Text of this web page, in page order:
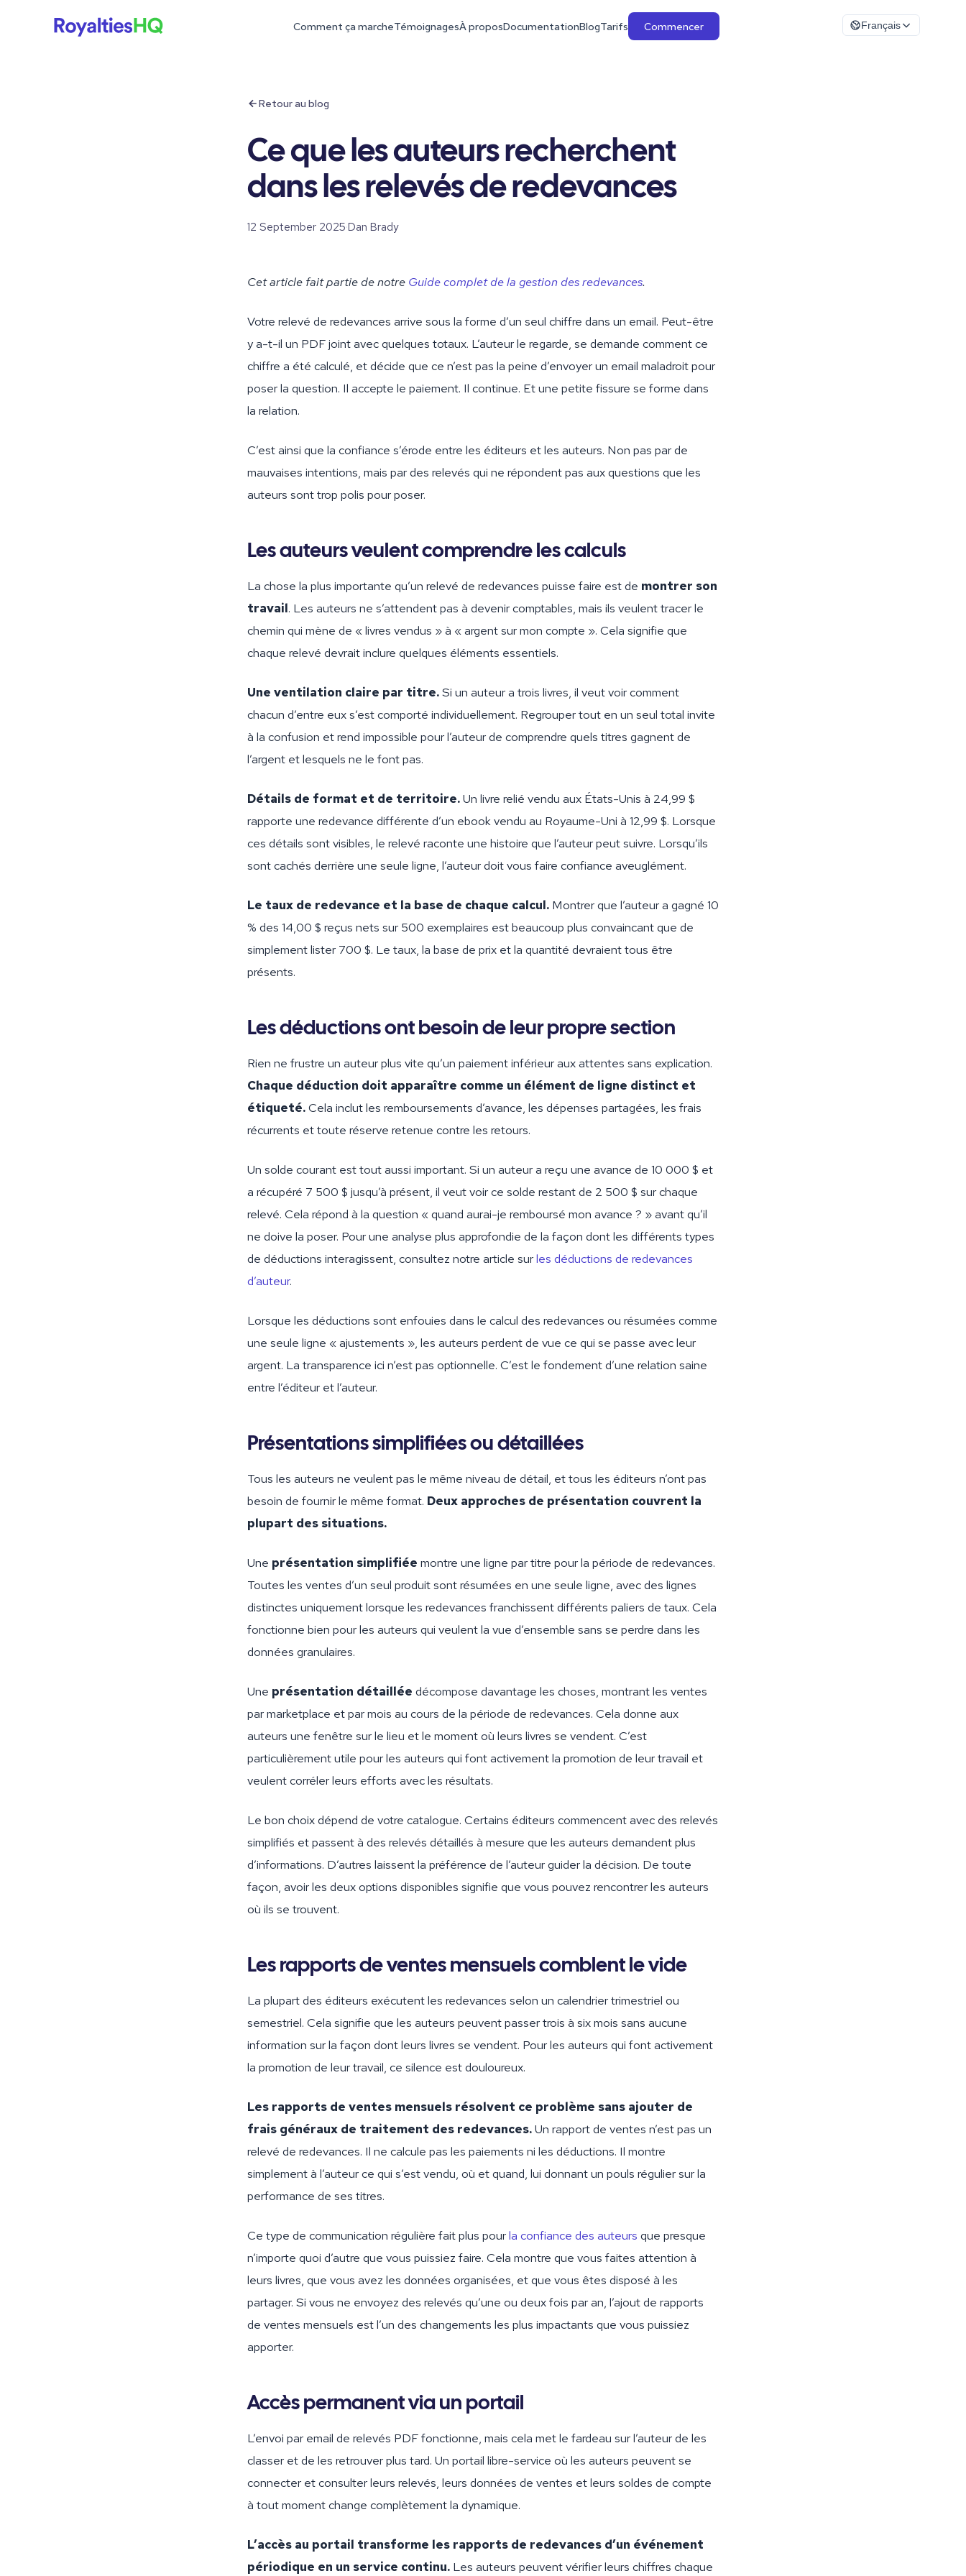
Comment ça marcheTémoignagesÀ proposDocumentationBlogTarifs Commencer Français
Retour au blog
Ce que les auteurs recherchent
dans les relevés de redevances
12 September 2025·Dan Brady
Cet article fait partie de notre Guide complet de la gestion des redevances.
Votre relevé de redevances arrive sous la forme d’un seul chiffre dans un email. Peut-être
y a-t-il un PDF joint avec quelques totaux. L’auteur le regarde, se demande comment ce
chiffre a été calculé, et décide que ce n’est pas la peine d’envoyer un email maladroit pour
poser la question. Il accepte le paiement. Il continue. Et une petite fissure se forme dans
la relation.
C’est ainsi que la confiance s’érode entre les éditeurs et les auteurs. Non pas par de
mauvaises intentions, mais par des relevés qui ne répondent pas aux questions que les
auteurs sont trop polis pour poser.
Les auteurs veulent comprendre les calculs
La chose la plus importante qu’un relevé de redevances puisse faire est de montrer son
travail. Les auteurs ne s’attendent pas à devenir comptables, mais ils veulent tracer le
chemin qui mène de « livres vendus » à « argent sur mon compte ». Cela signifie que
chaque relevé devrait inclure quelques éléments essentiels.
Une ventilation claire par titre.Si un auteur a trois livres, il veut voir comment
chacun d’entre eux s’est comporté individuellement. Regrouper tout en un seul total invite
à la confusion et rend impossible pour l’auteur de comprendre quels titres gagnent de
l’argent et lesquels ne le font pas.
Détails de format et de territoire.Un livre relié vendu aux États-Unis à 24,99 $
rapporte une redevance différente d’un ebook vendu au Royaume-Uni à 12,99 $. Lorsque
ces détails sont visibles, le relevé raconte une histoire que l’auteur peut suivre. Lorsqu’ils
sont cachés derrière une seule ligne, l’auteur doit vous faire confiance aveuglément.
Le taux de redevance et la base de chaque calcul. Montrer que l’auteur a gagné 10
% des 14,00 $ reçus nets sur 500 exemplaires est beaucoup plus convaincant que de
simplement lister 700 $. Le taux, la base de prix et la quantité devraient tous être
présents.
Les déductions ont besoin de leur propre section
Rien ne frustre un auteur plus vite qu’un paiement inférieur aux attentes sans explication.
Chaque déduction doit apparaître comme un élément de ligne distinct et
étiqueté.Cela inclut les remboursements d’avance, les dépenses partagées, les frais
récurrents et toute réserve retenue contre les retours.
Un solde courant est tout aussi important. Si un auteur a reçu une avance de 10 000 $ et
a récupéré 7 500 $ jusqu’à présent, il veut voir ce solde restant de 2 500 $ sur chaque
relevé. Cela répond à la question « quand aurai-je remboursé mon avance ? » avant qu’il
ne doive la poser. Pour une analyse plus approfondie de la façon dont les différents types
de déductions interagissent, consultez notre article surles déductions de redevances
d’auteur.
Lorsque les déductions sont enfouies dans le calcul des redevances ou résumées comme
une seule ligne « ajustements », les auteurs perdent de vue ce qui se passe avec leur
argent. La transparence ici n’est pas optionnelle. C’est le fondement d’une relation saine
entre l’éditeur et l’auteur.
Présentations simplifiées ou détaillées
Tous les auteurs ne veulent pas le même niveau de détail, et tous les éditeurs n’ont pas
besoin de fournir le même format. Deux approches de présentation couvrent la
plupart des situations.
Une présentation simplifiée montre une ligne par titre pour la période de redevances.
Toutes les ventes d’un seul produit sont résumées en une seule ligne, avec des lignes
distinctes uniquement lorsque les redevances franchissent différents paliers de taux. Cela
fonctionne bien pour les auteurs qui veulent la vue d’ensemble sans se perdre dans les
données granulaires.
Une présentation détaillée décompose davantage les choses, montrant les ventes
par marketplace et par mois au cours de la période de redevances. Cela donne aux
auteurs une fenêtre sur le lieu et le moment où leurs livres se vendent. C’est
particulièrement utile pour les auteurs qui font activement la promotion de leur travail et
veulent corréler leurs efforts avec les résultats.
Le bon choix dépend de votre catalogue. Certains éditeurs commencent avec des relevés
simplifiés et passent à des relevés détaillés à mesure que les auteurs demandent plus
d’informations. D’autres laissent la préférence de l’auteur guider la décision. De toute
façon, avoir les deux options disponibles signifie que vous pouvez rencontrer les auteurs
où ils se trouvent.
Les rapports de ventes mensuels comblent le vide
La plupart des éditeurs exécutent les redevances selon un calendrier trimestriel ou
semestriel. Cela signifie que les auteurs peuvent passer trois à six mois sans aucune
information sur la façon dont leurs livres se vendent. Pour les auteurs qui font activement
la promotion de leur travail, ce silence est douloureux.
Les rapports de ventes mensuels résolvent ce problème sans ajouter de
frais généraux de traitement des redevances.Un rapport de ventes n’est pas un
relevé de redevances. Il ne calcule pas les paiements ni les déductions. Il montre
simplement à l’auteur ce qui s’est vendu, où et quand, lui donnant un pouls régulier sur la
performance de ses titres.
Ce type de communication régulière fait plus pourla confiance des auteurs que presque
n’importe quoi d’autre que vous puissiez faire. Cela montre que vous faites attention à
leurs livres, que vous avez les données organisées, et que vous êtes disposé à les
partager. Si vous ne envoyez des relevés qu’une ou deux fois par an, l’ajout de rapports
de ventes mensuels est l’un des changements les plus impactants que vous puissiez
apporter.
Accès permanent via un portail
L’envoi par email de relevés PDF fonctionne, mais cela met le fardeau sur l’auteur de les
classer et de les retrouver plus tard. Un portail libre-service où les auteurs peuvent se
connecter et consulter leurs relevés, leurs données de ventes et leurs soldes de compte
à tout moment change complètement la dynamique.
L’accès au portail transforme les rapports de redevances d’un événement
périodique en un service continu. Les auteurs peuvent vérifier leurs chiffres chaque